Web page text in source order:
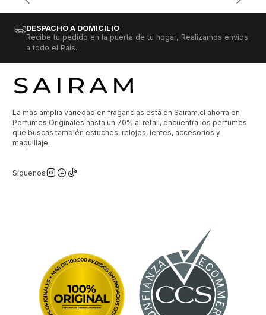
DESPACHO A DOMICILIO
Recibe tu pedido en la puerta de tu hogar, Realizamos envíos
a todo el País.
La mas amplia variedad en fragancias está en Sairam.cl ahorra en
Perfumes Originales hasta un 70% al retail, encuentra los perfumes
que buscas también estuches, relojes, lentes, accesorios y
maquillaje.
Síguenos